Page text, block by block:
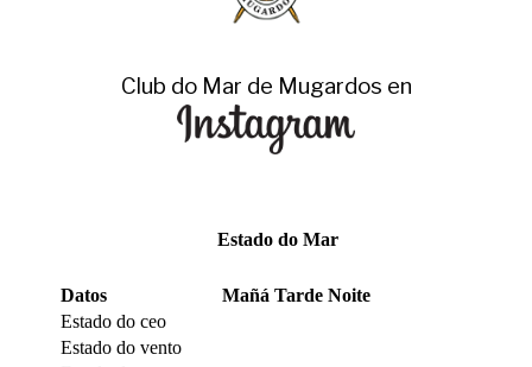
Club do Mar de Mugardos en